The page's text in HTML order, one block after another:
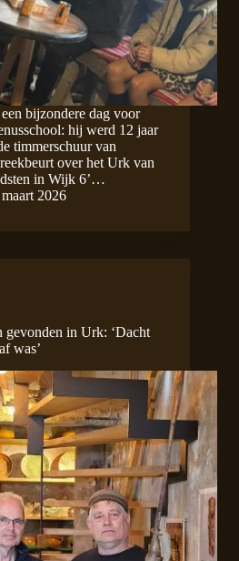
bijzondere dag voor
hij werd 12 jaar
timmerschuur van
over het Urk van
in Wijk 6’…
2026
gevonden in Urk: ‘Dacht
was’